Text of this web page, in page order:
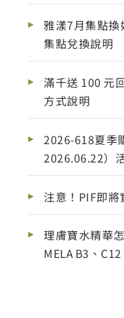
雅漾7月集點換
集點兌換說明
滿千送 100 元
方式說明
2026-618夏季
2026.06.22）
注意！PIF即
理膚寶水精華
MELA B3、